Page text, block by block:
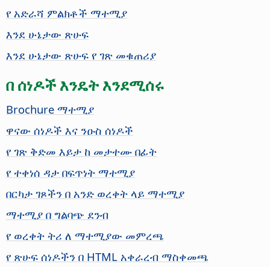
የ አድራሻ ምልክቶች ማተሚያ
እንደ ሁኔታው ጽሁፍ
እንደ ሁኔታው ጽሁፍ የ ገጽ መቁጠሪያ
በ ሰነዶች እንዴት እንደሚሰሩ
Brochure ማተሚያ
ዋናው ሰነዶች እና ንዑስ ሰነዶች
የ ገጽ ቅድመ እይታ ከ መታተሙ በፊት
የ ተቀነሰ ዳታ በፍጥነት ማተሚያ
በርካታ ገጾችን በ አንድ ወረቀት ላይ ማተሚያ
ማተሚያ በ ግልባጭ ደንብ
የ ወረቀት ትሪ ለ ማተሚያው መምረጫ
የ ጽሁፍ ሰነዶችን በ HTML አቀራረብ ማስቀመጫ